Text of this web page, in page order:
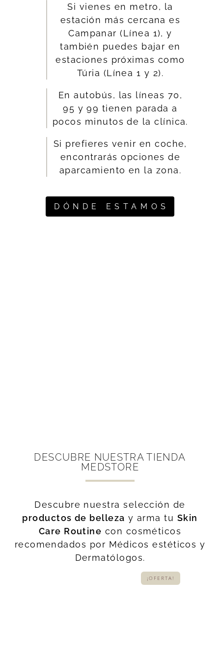
Si vienes en metro, la
estación más cercana es
Campanar (Línea 1), y
también puedes bajar en
estaciones próximas como
Túria (Línea 1 y 2).
En autobús, las líneas 70,
95 y 99 tienen parada a
pocos minutos de la clínica.
Si prefieres venir en coche,
encontrarás opciones de
aparcamiento en la zona.
DÓNDE ESTAMOS
DESCUBRE NUESTRA TIENDA
MEDSTORE
Descubre nuestra selección de
productos de belleza y arma tu Skin
Care Routine con cosméticos
recomendados por Médicos estéticos y
Dermatólogos.
¡OFERTA!